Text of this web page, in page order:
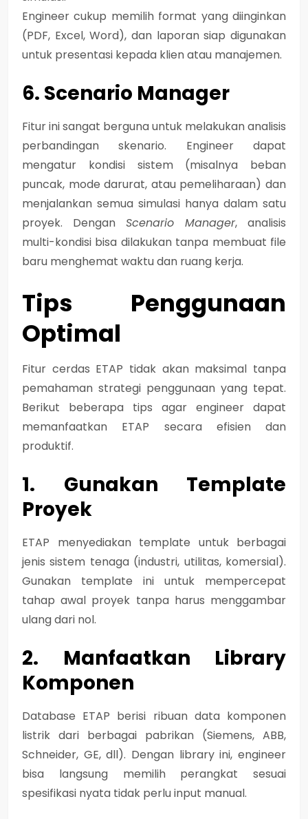
Engineer cukup memilih format yang diinginkan
(PDF, Excel, Word), dan laporan siap digunakan
untuk presentasi kepada klien atau manajemen.
6. Scenario Manager
Fitur ini sangat berguna untuk melakukan analisis
perbandingan skenario. Engineer dapat
mengatur kondisi sistem (misalnya beban
puncak, mode darurat, atau pemeliharaan) dan
menjalankan semua simulasi hanya dalam satu
proyek. Dengan Scenario Manager, analisis
multi-kondisi bisa dilakukan tanpa membuat file
baru menghemat waktu dan ruang kerja.
Tips Penggunaan
Optimal
Fitur cerdas ETAP tidak akan maksimal tanpa
pemahaman strategi penggunaan yang tepat.
Berikut beberapa tips agar engineer dapat
memanfaatkan ETAP secara efisien dan
produktif.
1. Gunakan Template
Proyek
ETAP menyediakan template untuk berbagai
jenis sistem tenaga (industri, utilitas, komersial).
Gunakan template ini untuk mempercepat
tahap awal proyek tanpa harus menggambar
ulang dari nol.
2. Manfaatkan Library
Komponen
Database ETAP berisi ribuan data komponen
listrik dari berbagai pabrikan (Siemens, ABB,
Schneider, GE, dll). Dengan library ini, engineer
bisa langsung memilih perangkat sesuai
spesifikasi nyata tidak perlu input manual.